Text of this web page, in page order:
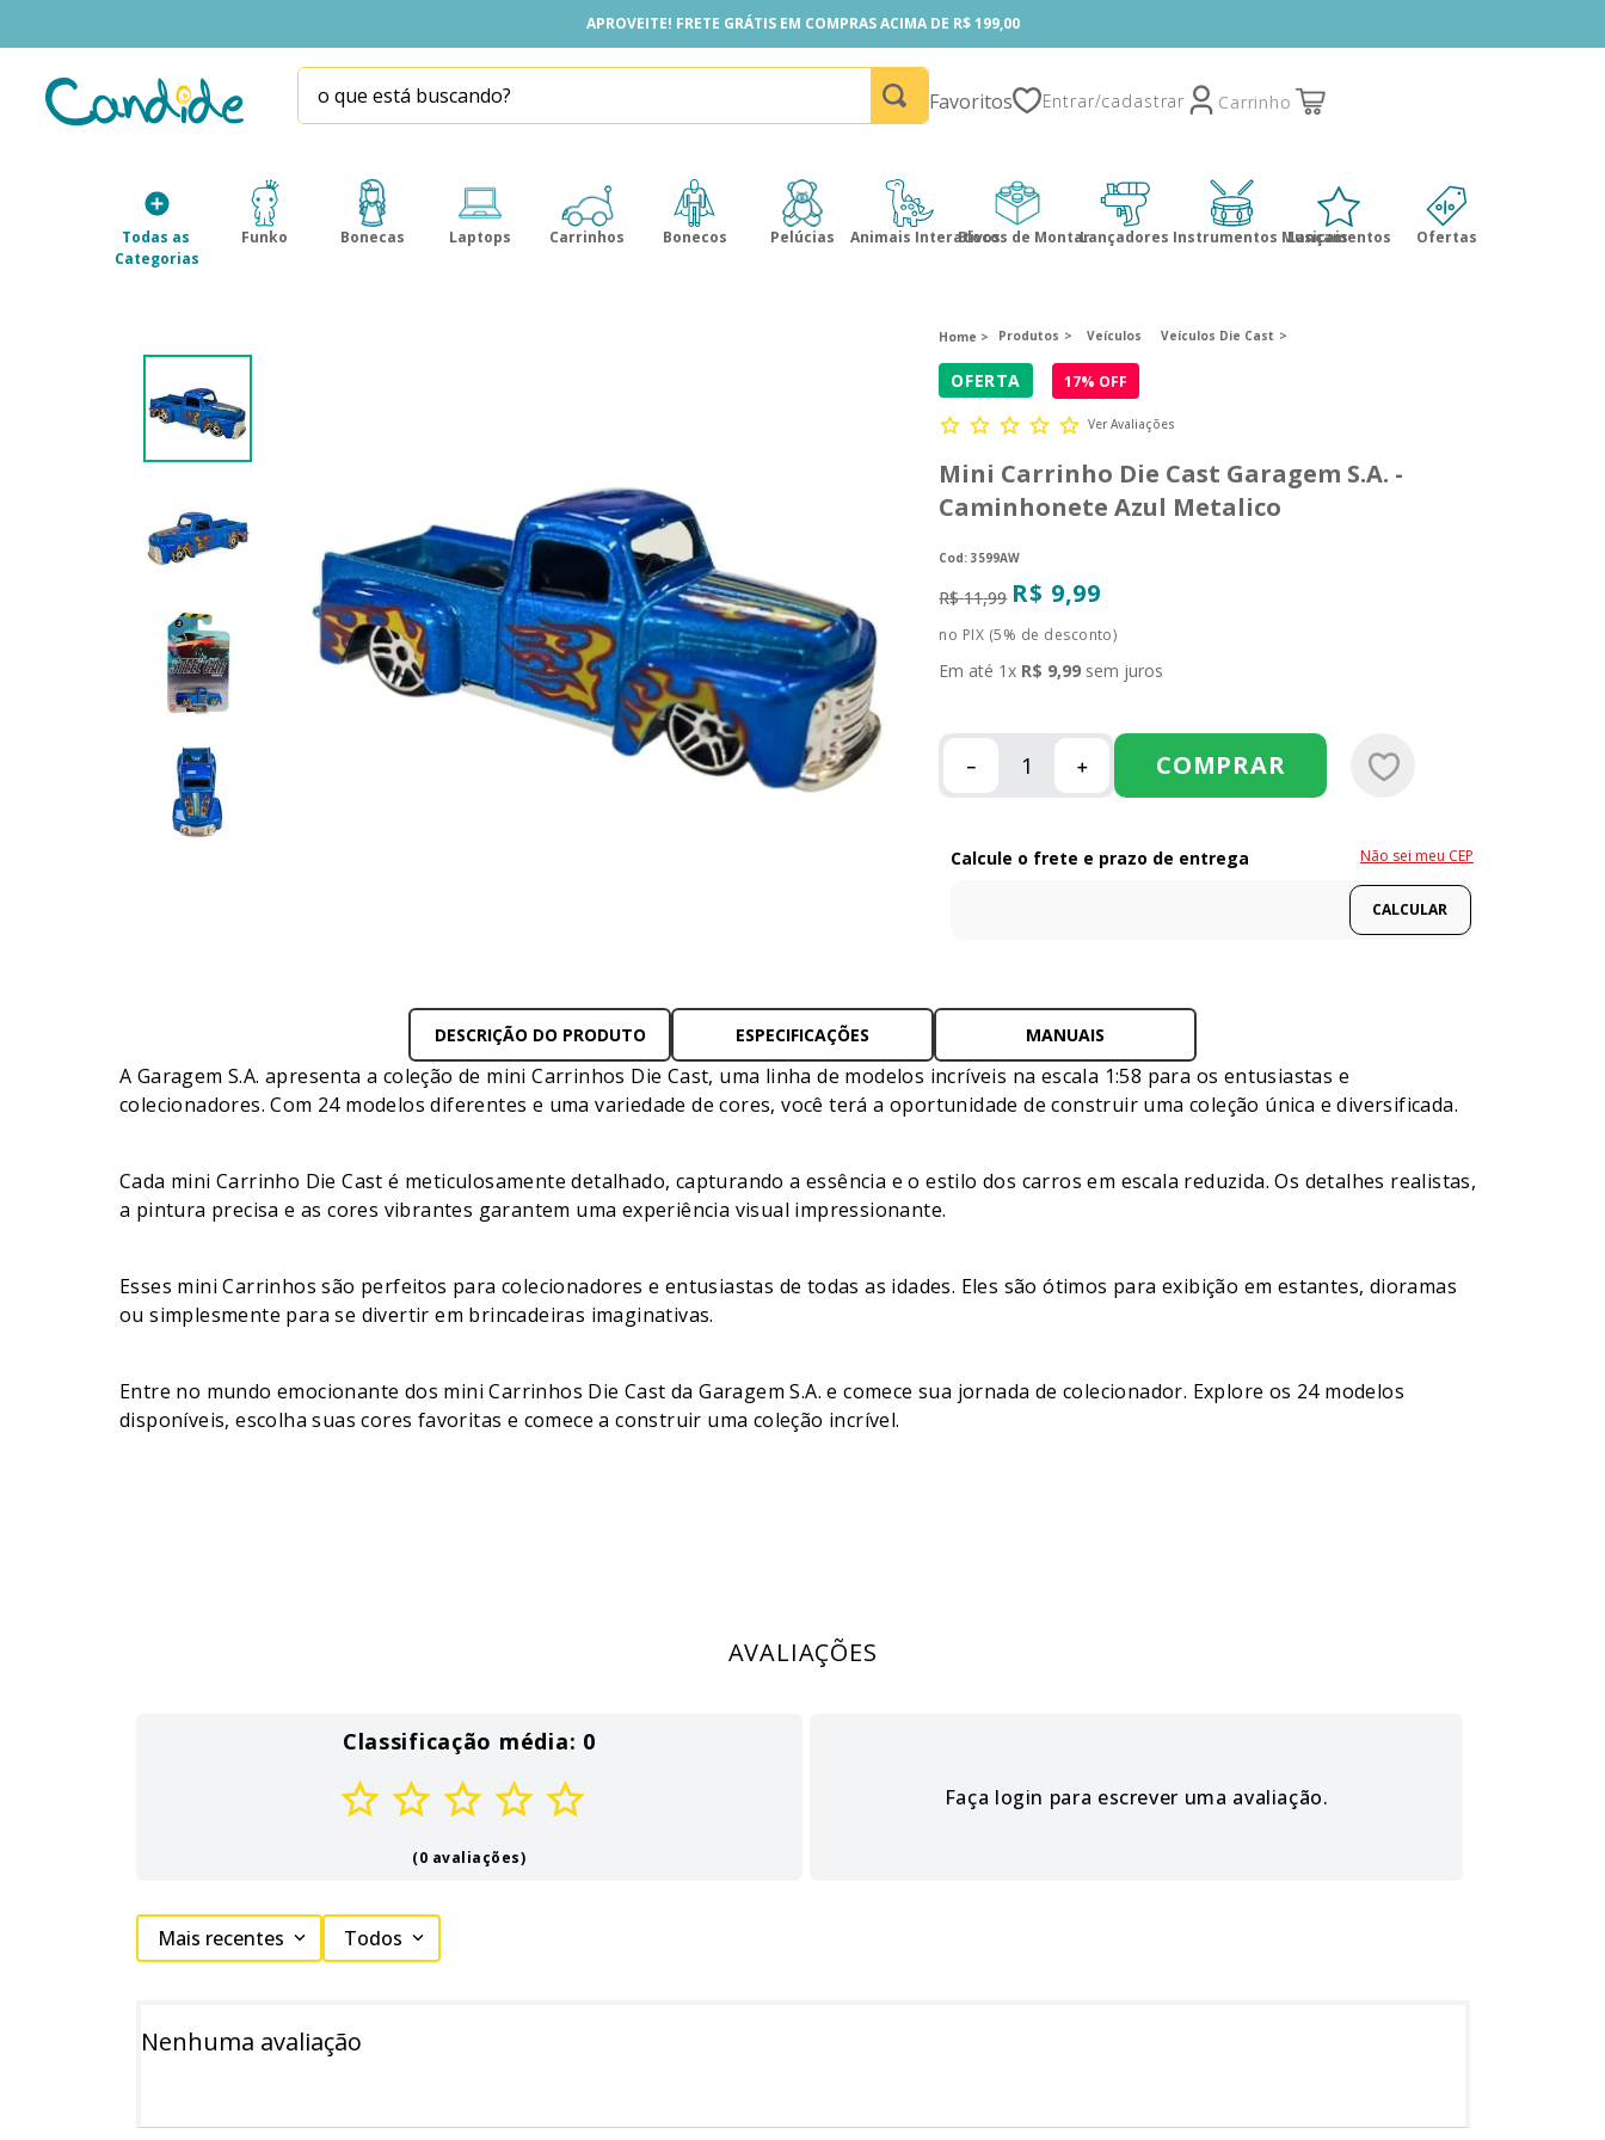
APROVEITE! FRETE GRÁTIS EM COMPRAS ACIMA DE R$ 199,00
APROVEITE! FRETE GRÁTIS EM COMPRAS ACIMA DE R$ 199,00
o que está buscando?
Favoritos
Todas as
Categorias
Funko Bonecas Laptops Carrinhos Bonecos Pelúcias Animais InterativosBlocos de MontarLançadores Instrumentos Musicais
Lançamentos Ofertas
Produtos Veículos Veículos Die Cast
OFERTA 17% OFF
Ver Avaliações
Mini Carrinho Die Cast Garagem S.A. -
Caminhonete Azul Metalico
:3599AW
R$ 11,99 R$ 9,99
no PIX (5% de desconto)
Em até 1x R$ 9,99 sem juros
＋
－ COMPRAR
Não sei meu CEP
DESCRIÇÃO DO PRODUTO ESPECIFICAÇÕES MANUAIS
A Garagem S.A. apresenta a coleção de mini Carrinhos Die Cast, uma linha de modelos incríveis na escala 1:58 para os entusiastas e
colecionadores. Com 24 modelos diferentes e uma variedade de cores, você terá a oportunidade de construir uma coleção única e diversificada.
Cada mini Carrinho Die Cast é meticulosamente detalhado, capturando a essência e o estilo dos carros em escala reduzida. Os detalhes realistas,
a pintura precisa e as cores vibrantes garantem uma experiência visual impressionante.
Esses mini Carrinhos são perfeitos para colecionadores e entusiastas de todas as idades. Eles são ótimos para exibição em estantes, dioramas
ou simplesmente para se divertir em brincadeiras imaginativas.
Entre no mundo emocionante dos mini Carrinhos Die Cast da Garagem S.A. e comece sua jornada de colecionador. Explore os 24 modelos
disponíveis, escolha suas cores favoritas e comece a construir uma coleção incrível.
AVALIAÇÕES
Classificação média: 0
(0 avaliações)
Faça login para escrever uma avaliação.
Mais recentes Todos
Nenhuma avaliação
fill the fridge
homem aranha
7º
8º
10